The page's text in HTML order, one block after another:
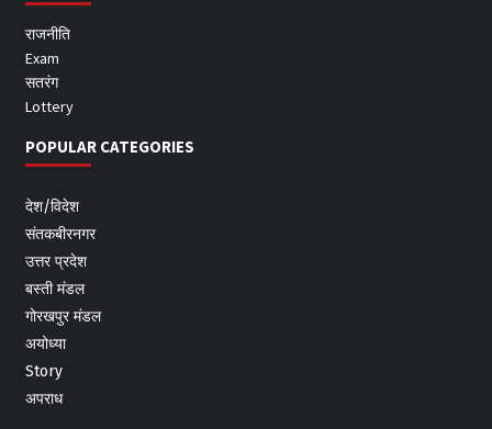
राजनीति
Exam
सतरंग
Lottery
POPULAR CATEGORIES
देश/विदेश
संतकबीरनगर
उत्तर प्रदेश
बस्ती मंडल
गोरखपुर मंडल
अयोध्या
Story
अपराध